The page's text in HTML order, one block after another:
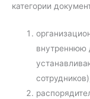
категории
внутреннюю